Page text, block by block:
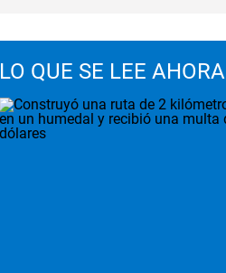
LO QUE SE LEE AHORA